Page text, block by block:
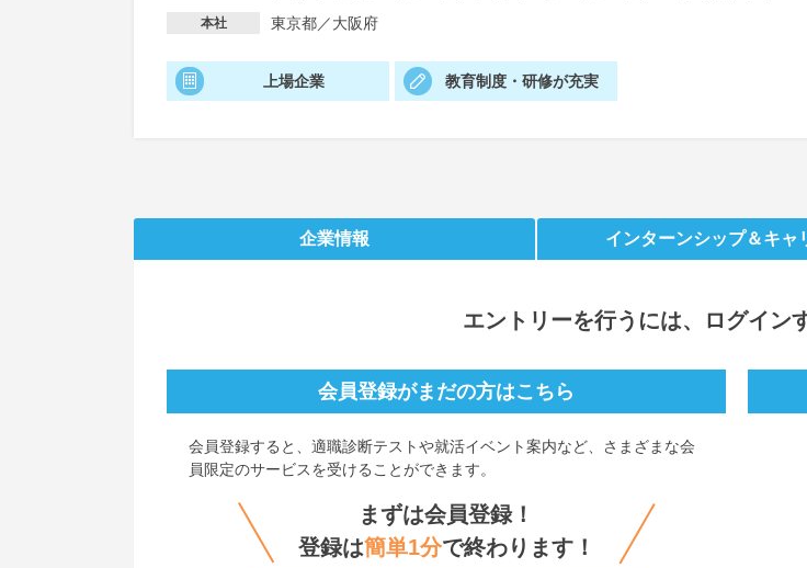
本社 東京都／大阪府
上場企業 教育制度・研修が充実
企業情報 インターンシップ＆キャ
エントリーを行うには、ログイン
会員登録がまだの方はこちら
会員登録すると、 適職診断テストや就活イベント案内など、さまざまな会
員限定のサービスを受けることができます。
まずは会員登録！
登録は簡単1分で終わります！